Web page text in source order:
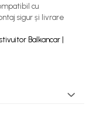
cu
sigur și livrare
Balkancar |